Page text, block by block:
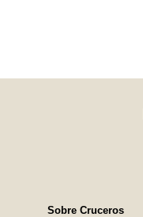
Sobre Cruceros